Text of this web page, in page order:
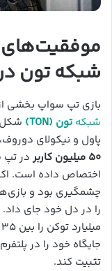
موفقیت‌های
شبکه تون در
بازی تپ سواپ بخشی
شبکهتون (TON)
شکل
پاول و نیکولای
۵۰ میلیون کاربر
در تپ
اختصاص داده است.
چشمگیری بود و
را در دل خود جای
جایگاه خود را در
تثبیت کند.